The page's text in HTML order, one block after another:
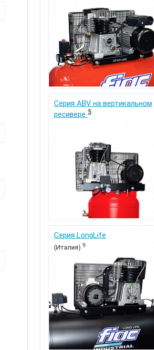
Серия АВV на вертикальном
ресивере5
Серия LongLife
(Италия) 9